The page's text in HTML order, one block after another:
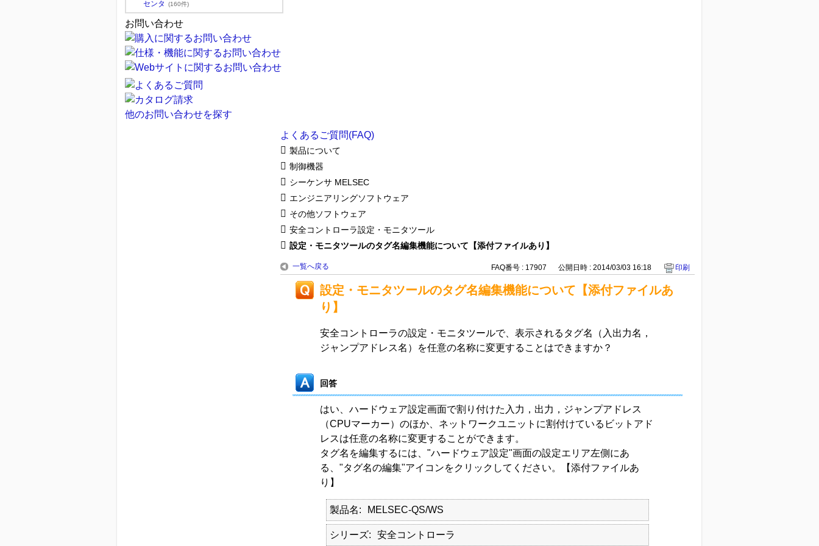
センタ
(160件)
お問い合わせ
他のお問い合わせを探す
よくあるご質問(FAQ)
製品について
制御機器
シーケンサ MELSEC
エンジニアリングソフトウェア
その他ソフトウェア
安全コントローラ設定・モニタツール
設定・モニタツールのタグ名編集機能について【添付ファイルあり】
一覧へ戻る FAQ番号 : 17907 公開日時 : 2014/03/03 16:18 印刷
設定・モニタツールのタグ名編集機能について【添付ファイルあ
り】
安全コントローラの設定・モニタツールで、表示されるタグ名（入出力名，
ジャンプアドレス名）を任意の名称に変更することはできますか？
回答
はい、ハードウェア設定画面で割り付けた入力，出力，ジャンプアドレス
（CPUマーカー）のほか、ネットワークユニットに割付けているビットアド
レスは任意の名称に変更することができます。
タグ名を編集するには、"ハードウェア設定"画面の設定エリア左側にあ
る、"タグ名の編集"アイコンをクリックしてください。【添付ファイルあ
り】
製品名 MELSEC-QS/WS
シリーズ 安全コントローラ